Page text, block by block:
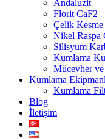
Andaluzit
Florit CaF2
Çelik
Nikel Raspa
Silisyum
Kumlama
Mücevher
Kumlama
Kumlama
Blog
İletişim